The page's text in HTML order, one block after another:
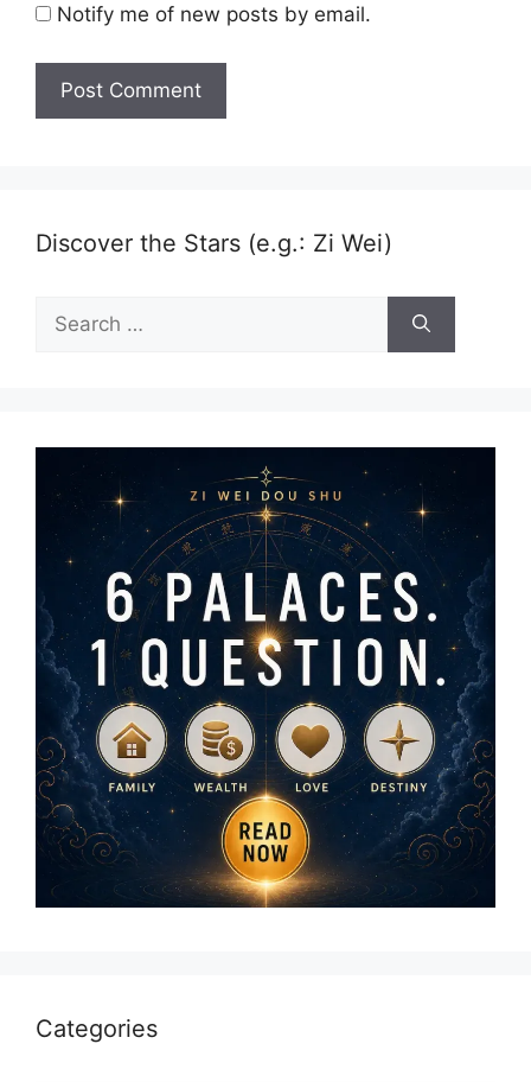
Notify me of new posts by email.
Discover the Stars (e.g.: Zi Wei)
Search
for:
Categories